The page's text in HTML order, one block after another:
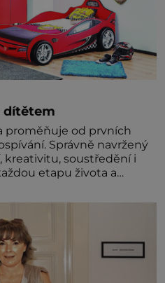
dítětem
proměňuje od prvních
Správně navržený
kreativitu, soustředění i
etapu života a
bezpečí, proto by pokoj